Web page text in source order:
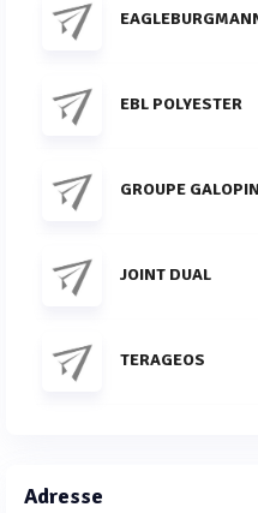
EBL POLYESTER
GROUPE GALOPIN
JOINT DUAL
TERAGEOS
Adresse